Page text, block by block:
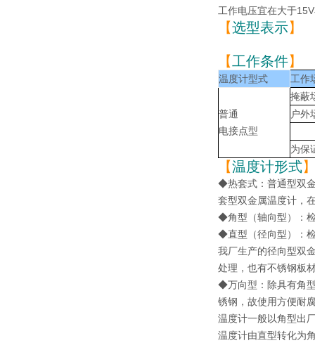
工作电压宜在大于
【选型表示】
【工作条件】
温度计型式 工作
普通
电接点型
掩蔽
户外
为保
【温度计形式
◆热套式：普通型双
套型双金属温度计，
◆角型（轴向型）：
◆直型（径向型）：
我厂生产的径向型双
处理，也有不锈钢板
◆万向型：除具有角
锈钢，故使用方便耐
温度计一般以角型出
温度计由直型转化为